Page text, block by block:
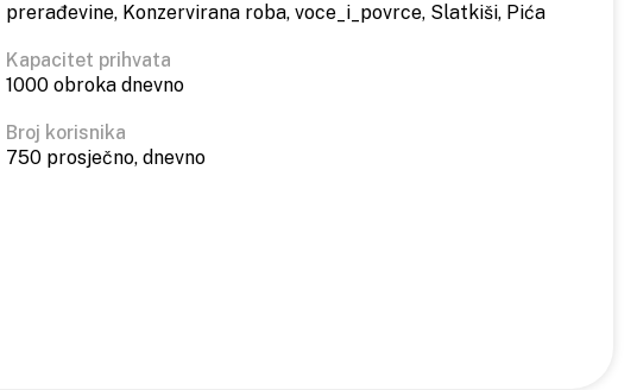
prerađevine, Konzervirana roba, voce_i_povrce, Slatkiši, Pića
Kapacitet prihvata
1000 obroka dnevno
Broj korisnika
750 prosječno, dnevno